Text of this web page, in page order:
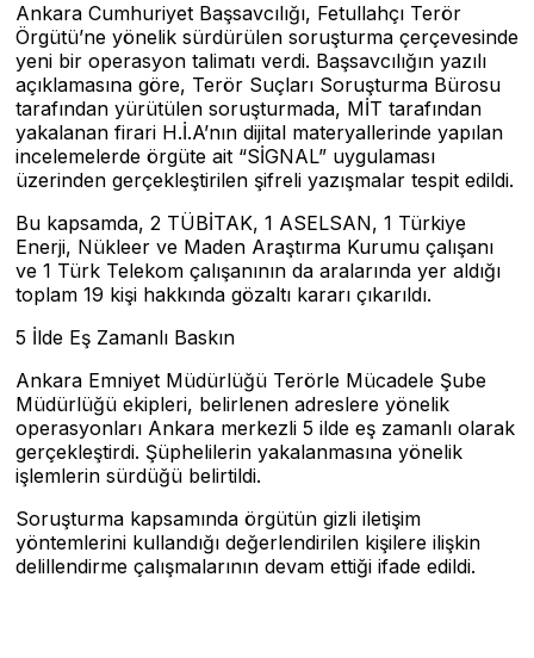
Ankara Cumhuriyet Başsavcılığı, Fetullahçı Terör
Örgütü’ne yönelik sürdürülen soruşturma çerçevesinde
yeni bir operasyon talimatı verdi. Başsavcılığın yazılı
açıklamasına göre, Terör Suçları Soruşturma Bürosu
tarafından yürütülen soruşturmada, MİT tarafından
yakalanan firari H.İ.A’nın dijital materyallerinde yapılan
incelemelerde örgüte ait “SİGNAL” uygulaması
üzerinden gerçekleştirilen şifreli yazışmalar tespit edildi.
Bu kapsamda, 2 TÜBİTAK, 1 ASELSAN, 1 Türkiye
Enerji, Nükleer ve Maden Araştırma Kurumu çalışanı
ve 1 Türk Telekom çalışanının da aralarında yer aldığı
toplam 19 kişi hakkında gözaltı kararı çıkarıldı.
5 İlde Eş Zamanlı Baskın
Ankara Emniyet Müdürlüğü Terörle Mücadele Şube
Müdürlüğü ekipleri, belirlenen adreslere yönelik
operasyonları Ankara merkezli 5 ilde eş zamanlı olarak
gerçekleştirdi. Şüphelilerin yakalanmasına yönelik
işlemlerin sürdüğü belirtildi.
Soruşturma kapsamında örgütün gizli iletişim
yöntemlerini kullandığı değerlendirilen kişilere ilişkin
delillendirme çalışmalarının devam ettiği ifade edildi.